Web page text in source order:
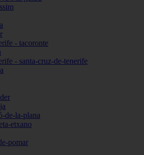
- tacoronte
- santa-cruz-de-tenerife
de-la-plana
etxano
pomar